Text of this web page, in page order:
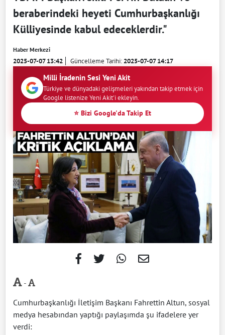
beraberindeki heyeti Cumhurbaşkanlığı
Külliyesinde kabul edeceklerdir."
Haber Merkezi
2025-07-07 13:42 Güncelleme Tarihi:2025-07-07 14:17
Milli İradenin Sesi Yeni Akit
Türkiye ve dünyadaki gelişmeleri yakından takip etmek için
Google listenize Yeni Akit'i ekleyin.
⭐ Bizi Google'da Takip Et
-
Cumhurbaşkanlığı İletişim Başkanı Fahrettin Altun, sosyal
medya hesabından yaptığı paylaşımda şu ifadelere yer
verdi: